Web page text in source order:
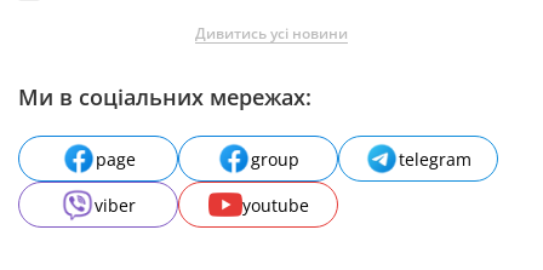
Дивитись усі новини
Ми в соціальних мережах:
page group
telegram
viber
youtube